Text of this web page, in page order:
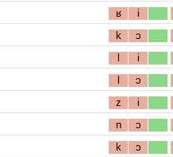
ʁ i
k ɔ
l i
l ɔ
z i
n ɔ
k ɔ